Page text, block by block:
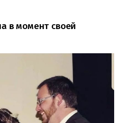
в момент своей